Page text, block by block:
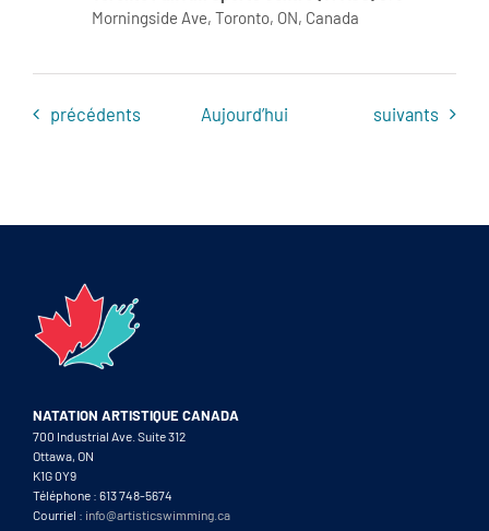
Morningside Ave, Toronto, ON, Canada
Évènements
précédents Aujourd’hui Évènements
suivants
NATATION ARTISTIQUE CANADA
700 Industrial Ave. Suite 312
Ottawa, ON
K1G 0Y9
Téléphone : 613 748-5674
Courriel : info@artisticswimming.ca